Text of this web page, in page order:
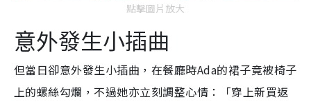
點擊圖片放大
意外發生小插曲
但當日卻意外發生小插曲，在餐廳時Ada的裙子竟被椅子
上的螺絲勾爛，不過她亦立刻調整心情：「穿上新買返